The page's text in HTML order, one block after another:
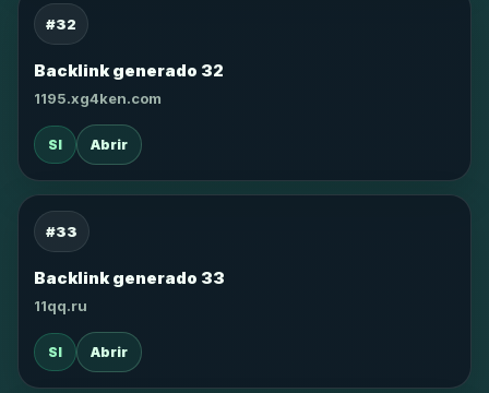
#32
Backlink generado 32
1195.xg4ken.com
SI Abrir
#33
Backlink generado 33
11qq.ru
SI Abrir